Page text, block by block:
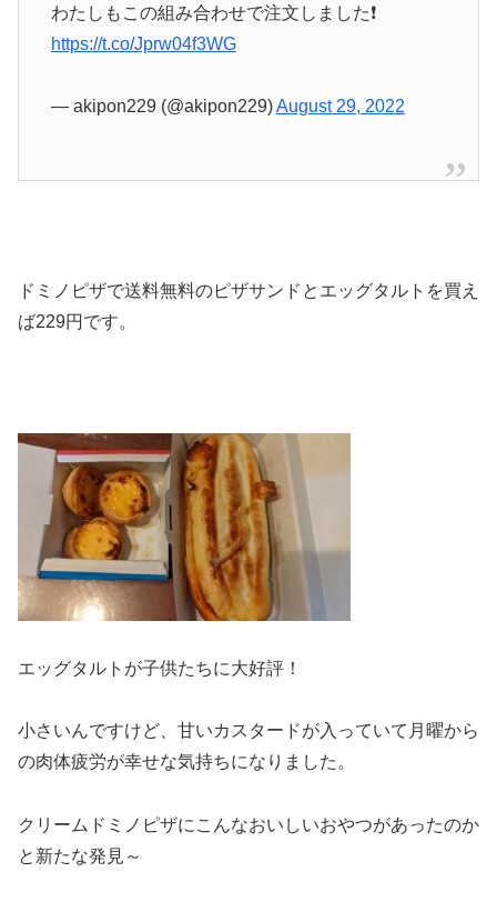
わたしもこの組み合わせで注文しました❗
https://t.co/Jprw04f3WG
— akipon229 (@akipon229)August 29, 2022
ドミノピザで送料無料のピザサンドとエッグタルトを買え
ば229円です。
エッグタルトが子供たちに大好評！
小さいんですけど、甘いカスタードが入っていて月曜から
の肉体疲労が幸せな気持ちになりました。
クリームドミノピザにこんなおいしいおやつがあったのか
と新たな発見～